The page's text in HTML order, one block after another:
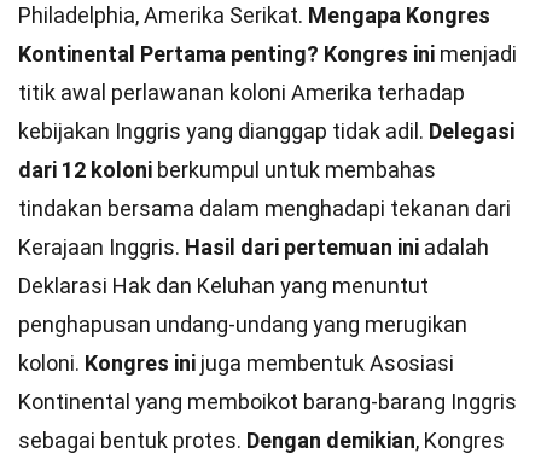
Philadelphia, Amerika Serikat. Mengapa Kongres
Kontinental Pertama penting? Kongres ini menjadi
titik awal perlawanan koloni Amerika terhadap
kebijakan Inggris yang dianggap tidak adil. Delegasi
dari 12 koloni berkumpul untuk membahas
tindakan bersama dalam menghadapi tekanan dari
Kerajaan Inggris. Hasil dari pertemuan ini adalah
Deklarasi Hak dan Keluhan yang menuntut
penghapusan undang-undang yang merugikan
koloni. Kongres ini juga membentuk Asosiasi
Kontinental yang memboikot barang-barang Inggris
sebagai bentuk protes. Dengan demikian, Kongres